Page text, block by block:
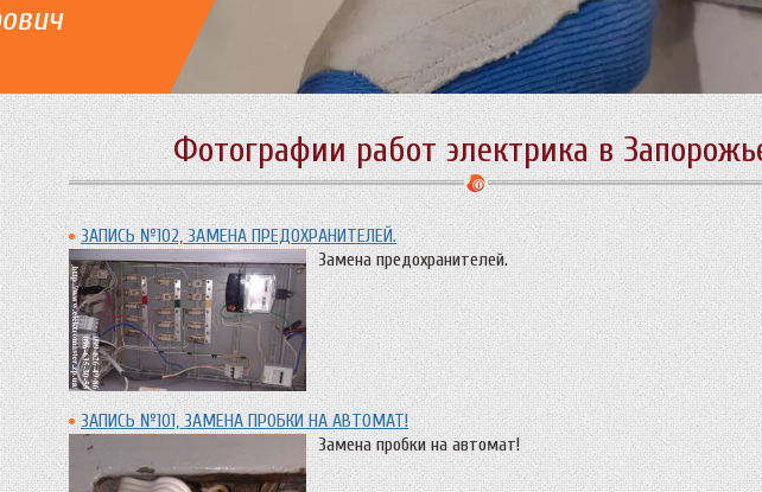
Фотографии работ электрика в
ЗАПИСЬ №102, ЗАМЕНА ПРЕДОХРАНИТЕЛЕЙ.
Замена предохранителей.
ЗАПИСЬ №101, ЗАМЕНА ПРОБКИ НА АВТОМАТ!
Замена пробки на автомат!